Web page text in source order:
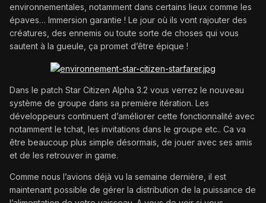
environnementales, notamment dans certains lieux comme les
épaves… Immersion garantie ! Le jour où ils vont rajouter des
créatures, des ennemis ou toute sorte de choses qui vous
sautent à la gueule, ça promet d’être épique !
Dans le patch Star Citizen Alpha 3.2 vous verrez le nouveau
système de groupe dans sa première itération. Les
développeurs continuent d’améliorer cette fonctionnalité avec
notamment le tchat, les invitations dans le groupe etc.. Ca va
être beaucoup plus simple désormais, de jouer avec ses amis
et de les retrouver in game.
Comme nous l’avions déjà vu la semaine dernière, il est
maintenant possible de gérer la distribution de la puissance de